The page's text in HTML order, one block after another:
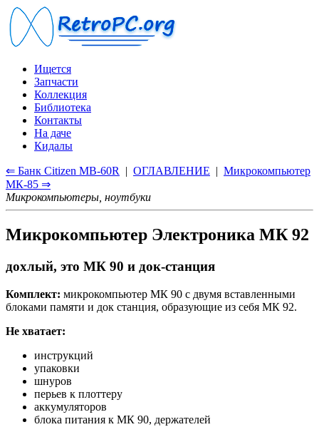
Ищется
Запчасти
Коллекция
Библиотека
Контакты
На даче
Кидалы
⇐ Банк Citizen MB-60R | ОГЛАВЛЕНИЕ | Микрокомпьютер
МК-85 ⇒
Микрокомпьютеры, ноутбуки
Микрокомпьютер Электроника МК 92
дохлый, это МК 90 и док-станция
Комплект: микрокомпьютер МК 90 с двумя вставленными
блоками памяти и док станция, образующие из себя МК 92.
Не хватает:
инструкций
упаковки
шнуров
перьев к плоттеру
аккумуляторов
блока питания к МК 90, держателей